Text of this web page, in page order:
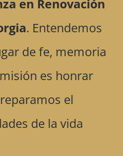
en Renovación
. Entendemos
de fe, memoria
es honrar
el
de la vida